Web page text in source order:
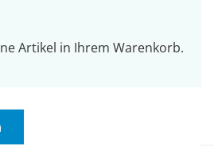
Artikel in Ihrem Warenkorb.